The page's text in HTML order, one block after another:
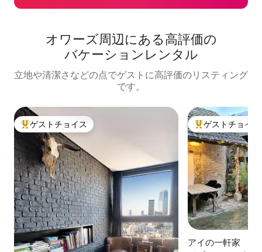
オワーズ⁠周⁠辺⁠に⁠あ⁠る高⁠評⁠価⁠の
バ⁠ケ⁠ー⁠シ⁠ョ⁠ン⁠レ⁠ン⁠タ⁠ル
立地や清潔さなどの点でゲストに高評価のリスティング
です。
大好評のゲストチョイスです。
ゲストチョイス 大好評のゲスト
ゲストチョイス
アイの一軒家